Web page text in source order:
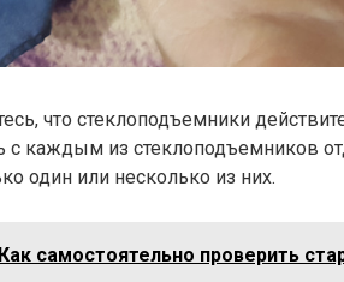
что стеклоподъемники
с каждым из стеклоподъемников
один или несколько из них.
Как самостоятельно проверить